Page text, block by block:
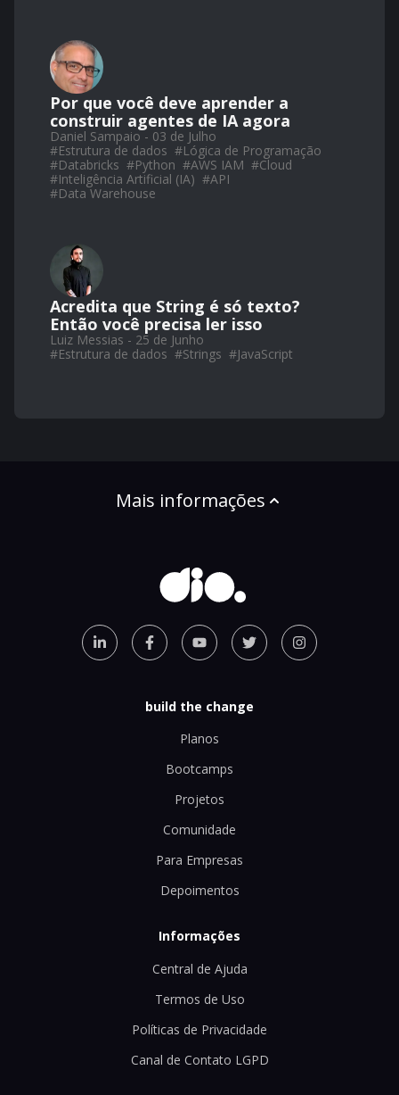
Por que você deve aprender a
construir agentes de IA agora
Daniel Sampaio - 03 de Julho
#Estrutura de dados #Lógica de Programação
#Databricks #Python #AWS IAM #Cloud
#Inteligência Artificial (IA) #API
#Data Warehouse
Acredita que String é só texto?
Então você precisa ler isso
Luiz Messias - 25 de Junho
#Estrutura de dados #Strings #JavaScript
Mais informações
build the change
Planos
Bootcamps
Projetos
Comunidade
Para Empresas
Depoimentos
Informações
Central de Ajuda
Termos de Uso
Políticas de Privacidade
Canal de Contato LGPD